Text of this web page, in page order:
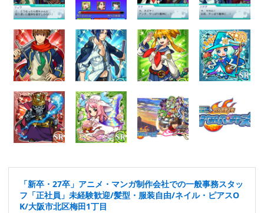
「新卒・27卒」アニメ・マンガ制作会社での一般事務スタッ
フ「正社員」未経験歓迎/髪型・服装自由/ネイル・ピアスO
K/大阪市北区梅田1丁目